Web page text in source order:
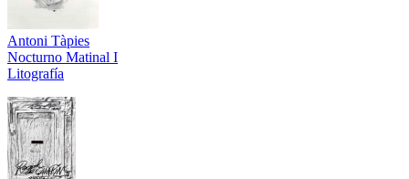
Antoni Tàpies
Nocturno Matinal I
Litografía